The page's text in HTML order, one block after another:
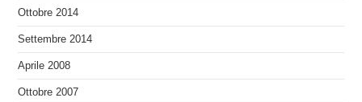
Ottobre 2014
Settembre 2014
Aprile 2008
Ottobre 2007